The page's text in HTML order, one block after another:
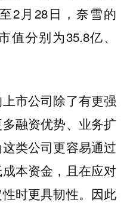
2月28日，奈雪的
分别为35.8亿、
市公司除了有更强
融资优势、业务扩
类公司更容易通过
本资金，且在应对
时更具韧性。因此